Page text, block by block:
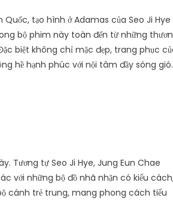
tạo hình ở Adamas của Seo Ji Hye
bộ phim này toàn đến từ những
biệt không chỉ mặc đẹp, trang phục
hề hạnh phúc với nội tâm đầy sóng gió.
Tương tự Seo Ji Hye, Jung Eun Chae
với những bộ đồ nhã nhặn có kiểu
cánh trẻ trung, mang phong cách tiểu